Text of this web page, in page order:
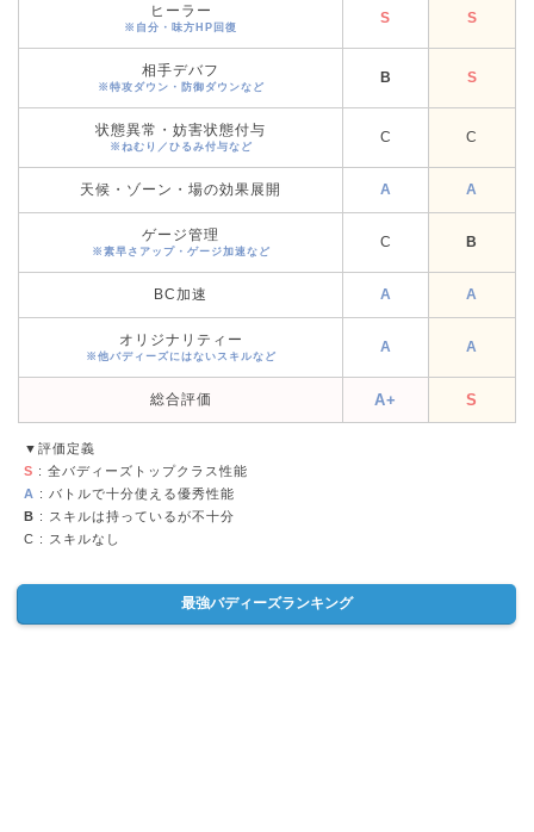
ヒーラー
※自分・味方HP回復
S S
相手デバフ
※特攻ダウン・防御ダウンなど
B S
状態異常・妨害状態付与
※ねむり／ひるみ付与など
C C
天候・ゾーン・場の効果展開 A A
ゲージ管理
※素早さアップ・ゲージ加速など
C B
BC加速 A A
オリジナリティー
※他バディーズにはないスキルなど
A A
総合評価 A+ S
▼評価定義
S : 全バディーズトップクラス性能
A : バトルで十分使える優秀性能
B : スキルは持っているが不十分
C : スキルなし
最強バディーズランキング